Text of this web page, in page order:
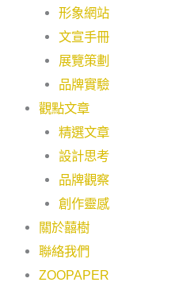
形象網站
文宣手冊
展覽策劃
品牌實驗
觀點文章
精選文章
設計思考
品牌觀察
創作靈感
關於囍樹
聯絡我們
ZOOPAPER